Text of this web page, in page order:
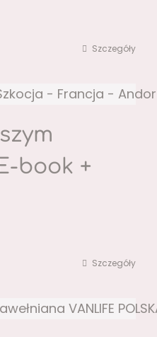
Szczegóły
book +
Szczegóły